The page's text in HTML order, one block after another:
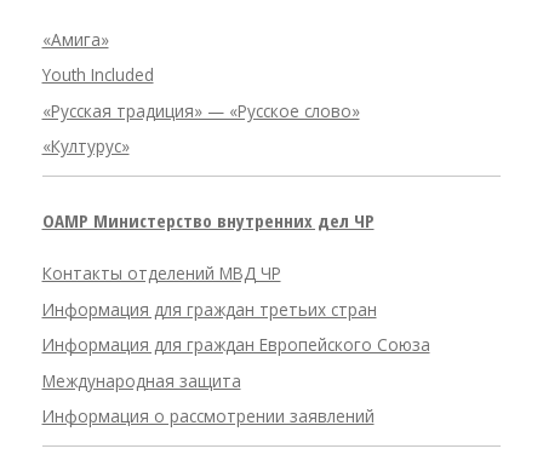
«Амига»
Youth Included
«Русская традиция» — «Русское слово»
«Културус»
OAMP Министерство внутренних дел ЧР
Контакты отделений МВД ЧР
Информация для граждан третьих стран
Информация для граждан Европейского Союза
Международная защита
Информация о рассмотрении заявлений